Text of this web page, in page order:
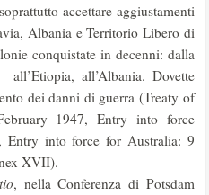
accettare aggiustamenti
Albania e Territorio Libero di
conquistate in decenni: dalla
all’Albania. Dovette
dei danni di guerra (Treaty of
1947, Entry into force
Entry into force for Australia: 9
XVII).
, nella Conferenza di Potsdam